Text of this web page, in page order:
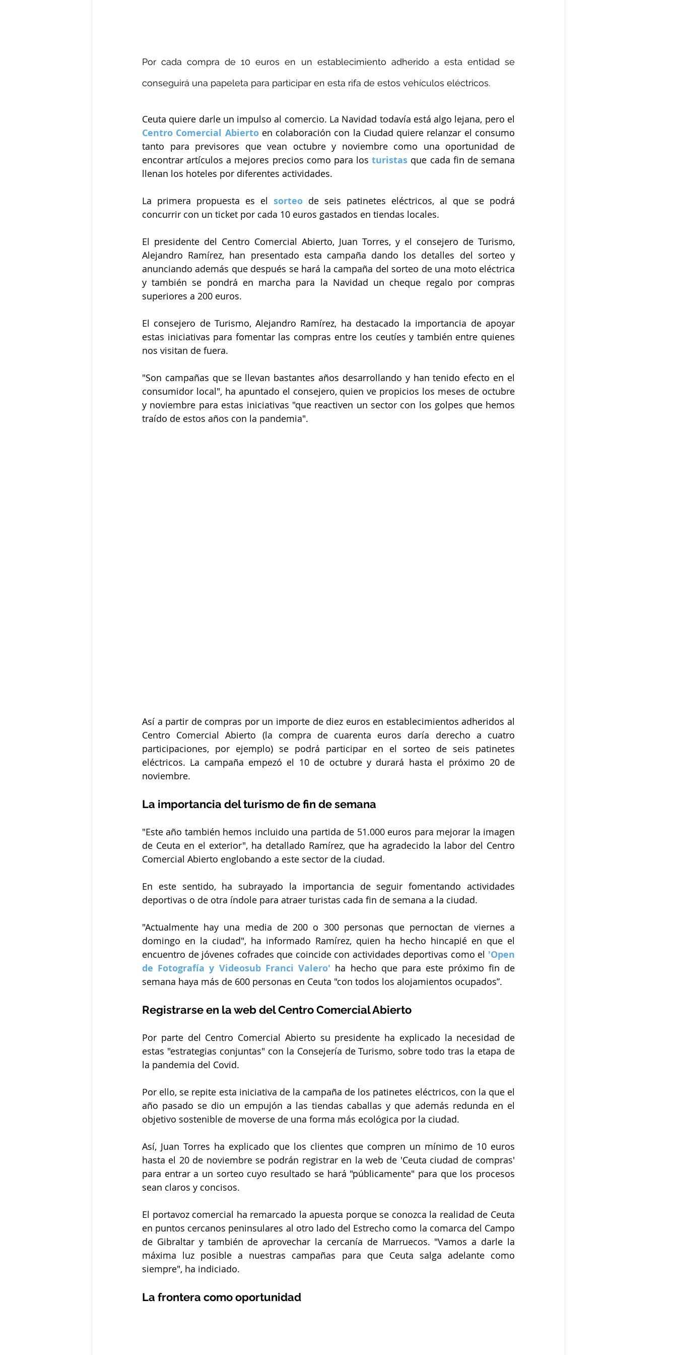
Por cada compra de 10 euros en un establecimiento adherido a esta entidad se
conseguirá una papeleta para participar en esta rifa de estos vehículos eléctricos.
Centro Comercial Abierto en colaboración con la Ciudad quiere relanzar el consumo
tanto para previsores que vean octubre y noviembre como una oportunidad de
encontrar artículos a mejores precios como para los turistas que cada fin de semana
llenan los hoteles por diferentes actividades.
La primera propuesta es el sorteo de seis patinetes eléctricos, al que se podrá
concurrir con un ticket por cada 10 euros gastados en tiendas locales.
El presidente del Centro Comercial Abierto, Juan Torres, y el consejero de Turismo,
Alejandro Ramírez, han presentado esta campaña dando los detalles del sorteo y
anunciando además que después se hará la campaña del sorteo de una moto eléctrica
y también se pondrá en marcha para la Navidad un cheque regalo por compras
superiores a 200 euros.
El consejero de Turismo, Alejandro Ramírez, ha destacado la importancia de apoyar
estas iniciativas para fomentar las compras entre los ceutíes y también entre quienes
nos visitan de fuera.
"Son campañas que se llevan bastantes años desarrollando y han tenido efecto en el
consumidor local", ha apuntado el consejero, quien ve propicios los meses de octubre
y noviembre para estas iniciativas "que reactiven un sector con los golpes que hemos
traído de estos años con la pandemia".
Así a partir de compras por un importe de diez euros en establecimientos adheridos al
Centro Comercial Abierto (la compra de cuarenta euros daría derecho a cuatro
participaciones, por ejemplo) se podrá participar en el sorteo de seis patinetes
eléctricos. La campaña empezó el 10 de octubre y durará hasta el próximo 20 de
noviembre.
La importancia del turismo de fin de semana
"Este año también hemos incluido una partida de 51.000 euros para mejorar la imagen
de Ceuta en el exterior", ha detallado Ramírez, que ha agradecido la labor del Centro
Comercial Abierto englobando a este sector de la ciudad.
En este sentido, ha subrayado la importancia de seguir fomentando actividades
deportivas o de otra índole para atraer turistas cada fin de semana a la ciudad.
"Actualmente hay una media de 200 o 300 personas que pernoctan de viernes a
domingo en la ciudad", ha informado Ramírez, quien ha hecho hincapié en que el
encuentro de jóvenes cofrades que coincide con actividades deportivas como el 'Open
de Fotografía y Videosub Franci Valero' ha hecho que para este próximo fin de
semana haya más de 600 personas en Ceuta "con todos los alojamientos ocupados”.
Registrarse en la web del Centro Comercial Abierto
Por parte del Centro Comercial Abierto su presidente ha explicado la necesidad de
estas "estrategias conjuntas" con la Consejería de Turismo, sobre todo tras la etapa de
la pandemia del Covid.
Por ello, se repite esta iniciativa de la campaña de los patinetes eléctricos, con la que el
año pasado se dio un empujón a las tiendas caballas y que además redunda en el
objetivo sostenible de moverse de una forma más ecológica por la ciudad.
Así, Juan Torres ha explicado que los clientes que compren un mínimo de 10 euros
hasta el 20 de noviembre se podrán registrar en la web de 'Ceuta ciudad de compras'
para entrar a un sorteo cuyo resultado se hará "públicamente" para que los procesos
sean claros y concisos.
El portavoz comercial ha remarcado la apuesta porque se conozca la realidad de Ceuta
en puntos cercanos peninsulares al otro lado del Estrecho como la comarca del Campo
de Gibraltar y también de aprovechar la cercanía de Marruecos. "Vamos a darle la
máxima luz posible a nuestras campañas para que Ceuta salga adelante como
siempre", ha indiciado.
La frontera como oportunidad